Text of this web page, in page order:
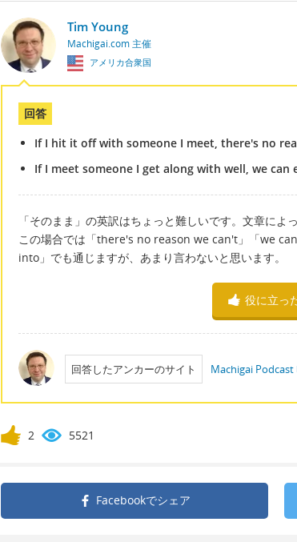
Tim Young
Machigai.com 主催
アメリカ合衆国
回答
If I hit it off with someone I meet, there's no
If I meet someone I get along with well, we
「そのまま」の英訳はちょっと難しいです。文章によっ
この場合では「there's no reason we can't」「we
into」でも通じますが、あまり言わないと思います。
役に立っ
回答したアンカーのサイト Machigai Podcast
2 5521
Facebookでシェア